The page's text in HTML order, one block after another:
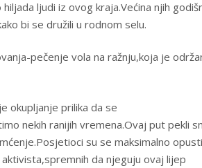
ljudi iz ovog kraja.Većina njih
bi se družili u rodnom selu.
pečenje vola na ražnju,koja je
okupljanje prilika da se
nekih ranijih vremena.Ovaj put pekli
su se maksimalno
da njeguju ovaj lijep